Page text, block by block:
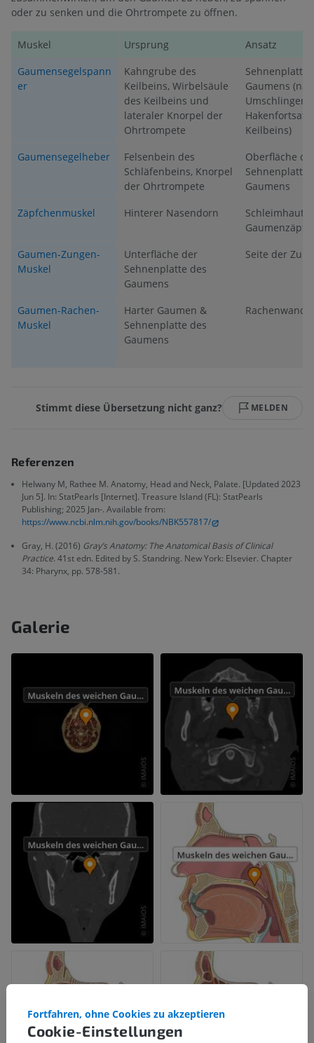
oder zu senken und die Ohrtrompete zu öffnen.
Muskel Ursprung
Ansatz
Gaumensegelspann
er
Kahngrube des
Keilbeins, Wirbelsäule
des Keilbeins und
lateraler Knorpel der
Ohrtrompete
Sehnenplatte
Gaumens
Umschlingen
Keilbeins)
Gaumensegelheber
Felsenbein des
Schläfenbeins, Knorpel
der Ohrtrompete
Oberfläche
Sehnenplatte
Gaumens
Zäpfchenmuskel
Hinterer Nasendorn
Schleimhaut
Gaumen-Zungen-
Muskel
Unterfläche der
Sehnenplatte des
Gaumens
Seite der
Gaumen-Rachen-
Muskel
Harter Gaumen &
Sehnenplatte des
Gaumens
Rachenwand
Stimmt diese Übersetzung nicht ganz? MELDEN
Referenzen
Helwany M, Rathee M. Anatomy, Head and Neck, Palate. [Updated 2023
Jun 5]. In: StatPearls [Internet]. Treasure Island (FL): StatPearls
Publishing; 2025 Jan-. Available from:
https://www.ncbi.nlm.nih.gov/books/NBK557817/
Gray, H. (2016) Gray’s Anatomy: The Anatomical Basis of Clinical
Practice. 41st edn. Edited by S. Standring. New York: Elsevier. Chapter
34: Pharynx, pp. 578-581.
Galerie
Cookie-Einstellungen
Fortfahren, ohne Cookies zu akzeptieren